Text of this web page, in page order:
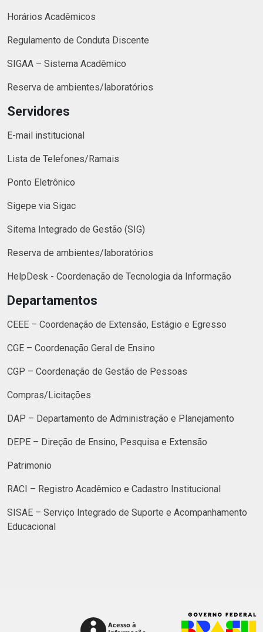
Horários Acadêmicos
Regulamento de Conduta Discente
SIGAA – Sistema Acadêmico
Reserva de ambientes/laboratórios
Servidores
E-mail institucional
Lista de Telefones/Ramais
Ponto Eletrônico
Sigepe via Sigac
Sitema Integrado de Gestão (SIG)
Reserva de ambientes/laboratórios
HelpDesk - Coordenação de Tecnologia da Informação
Departamentos
CEEE – Coordenação de Extensão, Estágio e Egresso
CGE – Coordenação Geral de Ensino
CGP – Coordenação de Gestão de Pessoas
Compras/Licitações
DAP – Departamento de Administração e Planejamento
DEPE – Direção de Ensino, Pesquisa e Extensão
Patrimonio
RACI – Registro Acadêmico e Cadastro Institucional
SISAE – Serviço Integrado de Suporte e Acompanhamento
Educacional